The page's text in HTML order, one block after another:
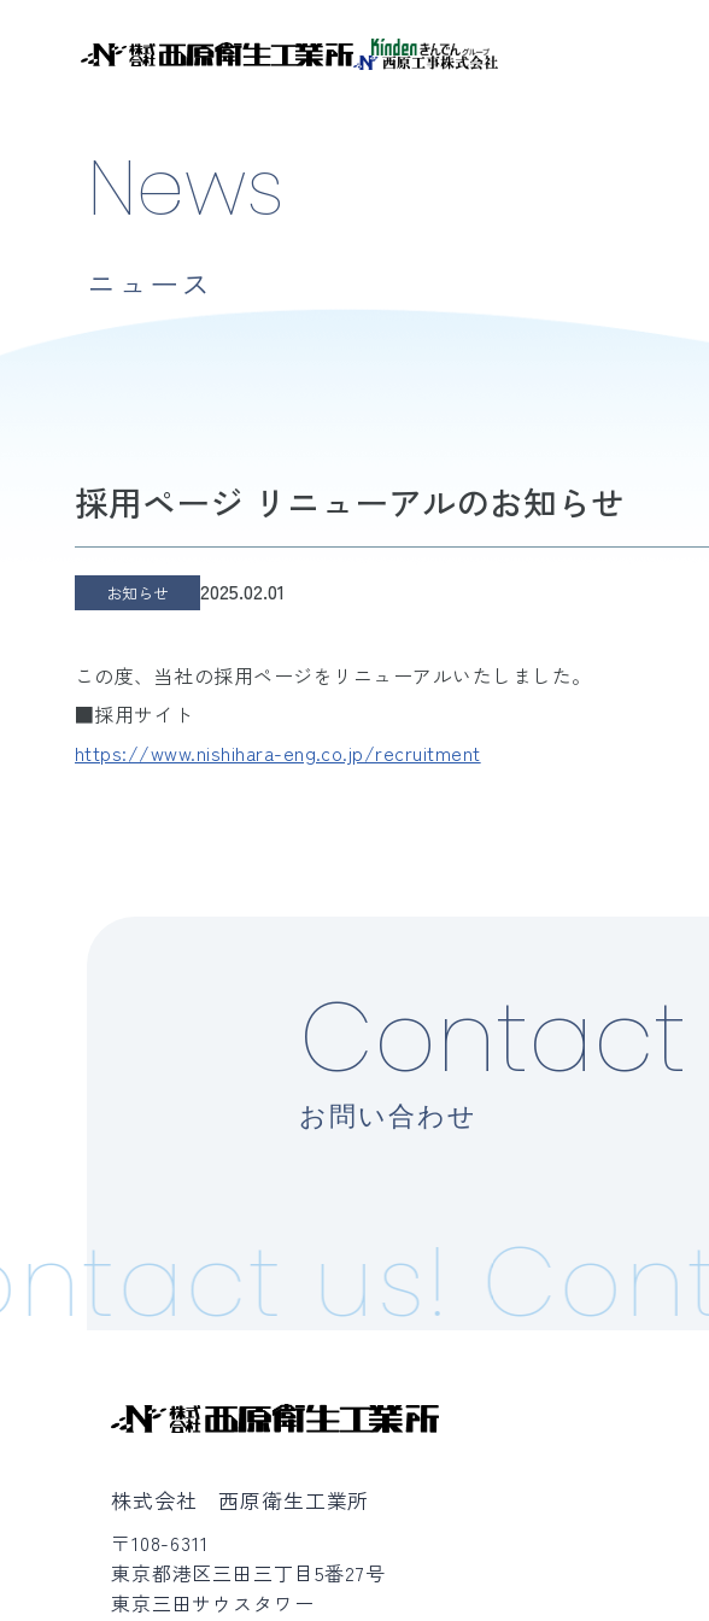
News
ニュース
採用ページ リニューアルのお知らせ
お知らせ 2025.02.01
この度、当社の採用ページをリニューアルいたしました。
■採用サイト
https://www.nishihara-eng.co.jp/recruitment
Contact
お問い合わせ
us!
株式会社 西原衛生工業所
〒108-6311
東京都港区三田三丁目5番27号
東京三田サウスタワー